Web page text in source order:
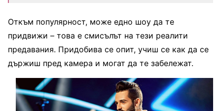
Откъм популярност, може едно шоу да те
придвижи – това е смисълът на тези реалити
предавания. Придобива се опит, учиш се как да се
държиш пред камера и могат да те забележат.